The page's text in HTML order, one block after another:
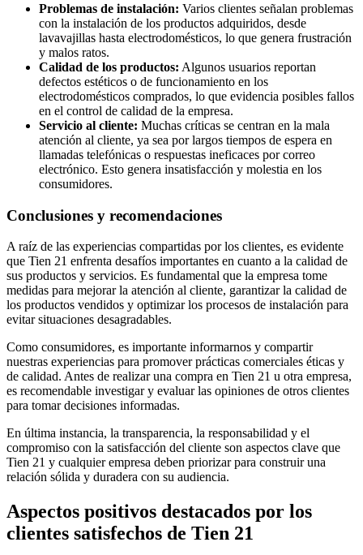
Problemas de instalación: Varios clientes señalan problemas
con la instalación de los productos adquiridos, desde
lavavajillas hasta electrodomésticos, lo que genera frustración
y malos ratos.
Calidad de los productos: Algunos usuarios reportan
defectos estéticos o de funcionamiento en los
electrodomésticos comprados, lo que evidencia posibles fallos
en el control de calidad de la empresa.
Servicio al cliente: Muchas críticas se centran en la mala
atención al cliente, ya sea por largos tiempos de espera en
llamadas telefónicas o respuestas ineficaces por correo
electrónico. Esto genera insatisfacción y molestia en los
consumidores.
Conclusiones y recomendaciones
A raíz de las experiencias compartidas por los clientes, es evidente
que Tien 21 enfrenta desafíos importantes en cuanto a la calidad de
sus productos y servicios. Es fundamental que la empresa tome
medidas para mejorar la atención al cliente, garantizar la calidad de
los productos vendidos y optimizar los procesos de instalación para
evitar situaciones desagradables.
Como consumidores, es importante informarnos y compartir
nuestras experiencias para promover prácticas comerciales éticas y
de calidad. Antes de realizar una compra en Tien 21 u otra empresa,
es recomendable investigar y evaluar las opiniones de otros clientes
para tomar decisiones informadas.
En última instancia, la transparencia, la responsabilidad y el
compromiso con la satisfacción del cliente son aspectos clave que
Tien 21 y cualquier empresa deben priorizar para construir una
relación sólida y duradera con su audiencia.
Aspectos positivos destacados por los
clientes satisfechos de Tien 21